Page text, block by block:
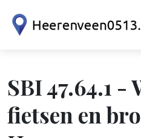
SBI 47.64.1 -
fietsen en